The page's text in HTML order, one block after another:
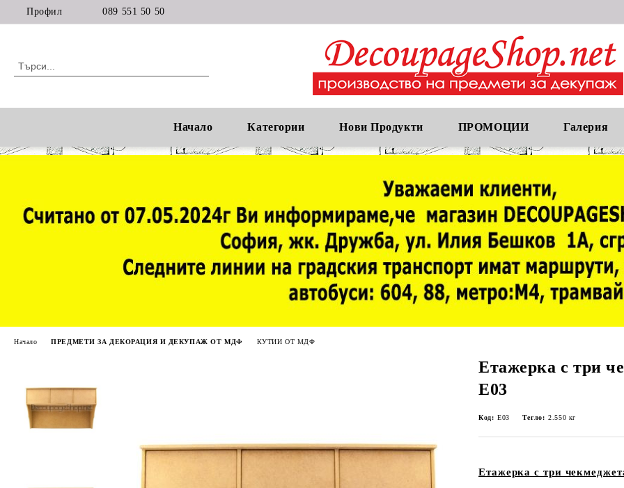
Профил 089 551 50 50
Начало Категории Нови Продукти ПРОМОЦИИ Галерия
Начало ПРЕДМЕТИ ЗА ДЕКОРАЦИЯ И ДЕКУПАЖ ОТ МДФ КУТИИ ОТ МДФ
Етажерка с три
E03
Код: E03 Тегло: 2.550 кг
Етажерка с три